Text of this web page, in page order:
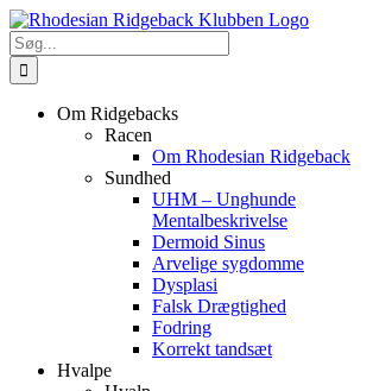
Skip
to
content
Søg
efter:
Om Ridgebacks
Racen
Om Rhodesian Ridgeback
Sundhed
UHM – Unghunde
Mentalbeskrivelse
Dermoid Sinus
Arvelige sygdomme
Dysplasi
Falsk Drægtighed
Fodring
Korrekt tandsæt
Hvalpe